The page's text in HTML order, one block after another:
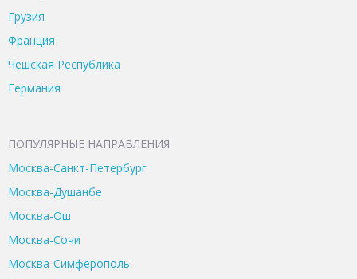
Грузия
Франция
Чешская Республика
Германия
ПОПУЛЯРНЫЕ НАПРАВЛЕНИЯ
Москва-Санкт-Петербург
Москва-Душанбе
Москва-Ош
Москва-Сочи
Москва-Симферополь